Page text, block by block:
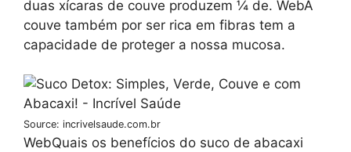
duas xícaras de couve produzem ¼ de. WebA
couve também por ser rica em fibras tem a
capacidade de proteger a nossa mucosa.
Source: incrivelsaude.com.br
WebQuais os benefícios do suco de abacaxi